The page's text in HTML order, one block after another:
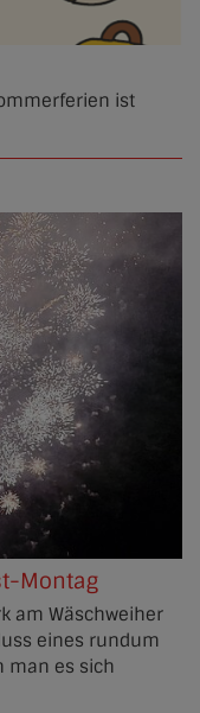
ist
Montag
am Wäschweiher
eines rundum
man es sich